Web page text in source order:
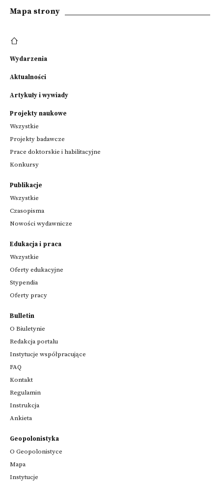
Mapa strony
Wydarzenia
Aktualności
Artykuły i wywiady
Projekty naukowe
Wszystkie
Projekty badawcze
Prace doktorskie i habilitacyjne
Konkursy
Publikacje
Wszystkie
Czasopisma
Nowości wydawnicze
Edukacja i praca
Wszystkie
Oferty edukacyjne
Stypendia
Oferty pracy
Bulletin
O Biuletynie
Redakcja portalu
Instytucje współpracujące
FAQ
Kontakt
Regulamin
Instrukcja
Ankieta
Geopolonistyka
O Geopolonistyce
Mapa
Instytucje